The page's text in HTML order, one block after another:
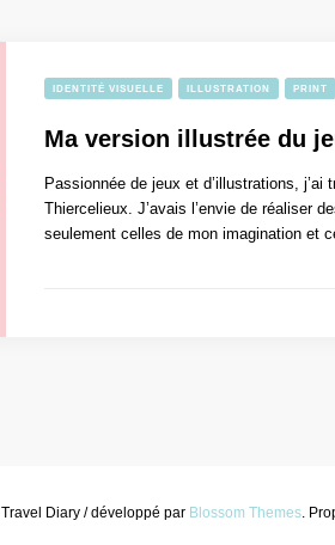
IDENTITÉ VISUELLE ILLUSTRATION PRINT
Ma version illustrée du
Passionnée de jeux et d’illustrations,
Thiercelieux. J’avais l’envie de réaliser
seulement celles de mon imagination et
Travel Diary / développé par Blossom Themes .